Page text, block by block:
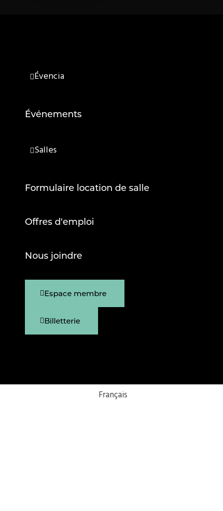
Évencia
Événements
Salles
Formulaire location de salle
Offres d'emploi
Nous joindre
Espace membre
Billetterie
Français